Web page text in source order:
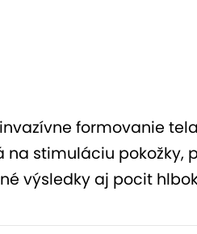
formovanie
stimuláciu pokožky,
výsledky aj pocit